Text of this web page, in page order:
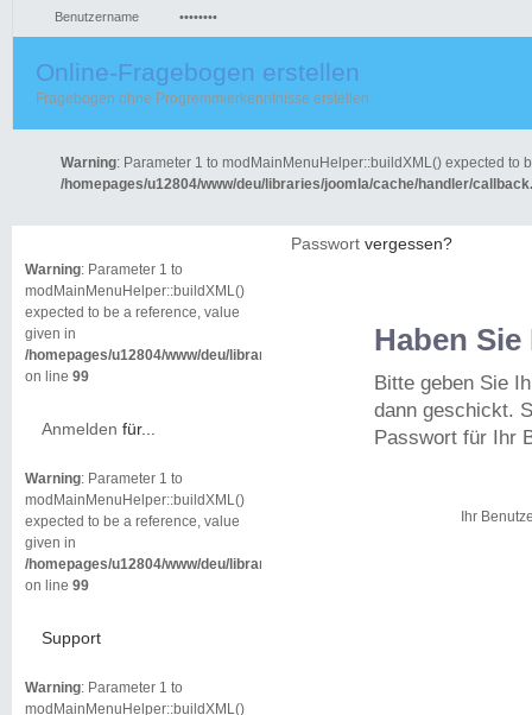
Online-Fragebogen erstellen
Fragebogen ohne Progremmierkenntnisse erstellen
Warning: Parameter 1 to modMainMenuHelper::buildXML() expected to
/homepages/u12804/www/deu/libraries/joomla/cache/handler/
Warning: Parameter 1 to
modMainMenuHelper::buildXML()
expected to be a reference, value
given in
/homepages/u12804/www/deu/libraries/joomla/cache/handler/callback.php
on line 99
Anmelden für...
Warning: Parameter 1 to
modMainMenuHelper::buildXML()
expected to be a reference, value
given in
/homepages/u12804/www/deu/libraries/joomla/cache/handler/callback.php
on line 99
Support
Warning: Parameter 1 to
modMainMenuHelper::buildXML()
Passwort vergessen?
Haben
Bitte geben Sie
dann geschickt.
Passwort für Ihr
Ihr